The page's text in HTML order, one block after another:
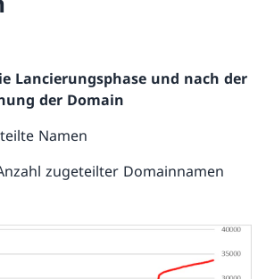
Lancierungsphase und nach der
der Domain
Namen
zugeteilter Domainnamen